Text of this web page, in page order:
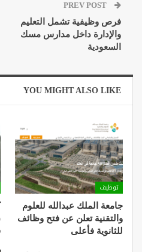
فرص وظيفية تشمل التعليم
والإدارة داخل مدارس مسك
السعودية
YOU MIGHT ALSO LIKE
توظيف
جامعة الملك عبدالله للعلوم
والتقنية تعلن عن فتح وظائف
للثانوية فأعلى